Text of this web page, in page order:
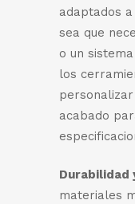
adaptados a
sea que
o un
los
acabado
Durabilidad
materiales